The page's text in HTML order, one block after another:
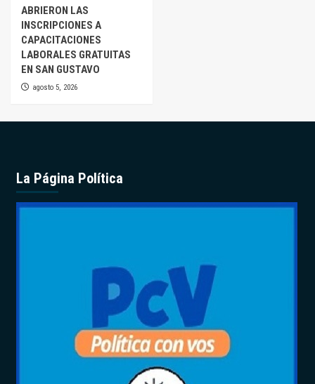
ABRIERON LAS
INSCRIPCIONES A
CAPACITACIONES
LABORALES GRATUITAS
EN SAN GUSTAVO
agosto 5, 2026
La Página Política